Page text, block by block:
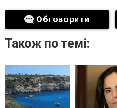
Обговорити
Також по темі: